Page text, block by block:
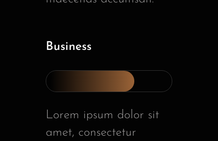
Business
Lorem ipsum dolor sit
amet, consectetur